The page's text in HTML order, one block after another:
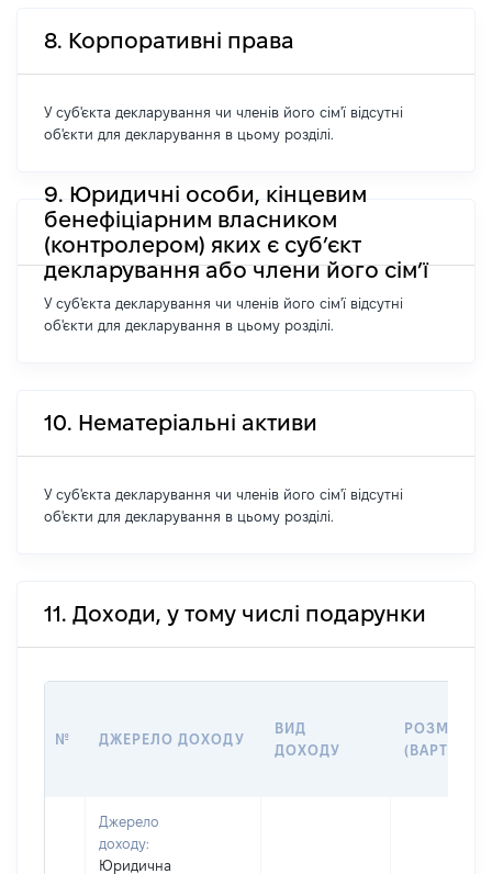
8. Корпоративні права
У суб'єкта декларування чи членів його сім'ї відсутні
об'єкти для декларування в цьому розділі.
9. Юридичні особи, кінцевим
бенефіціарним власником
(контролером) яких є суб’єкт
декларування або члени його сім’ї
У суб'єкта декларування чи членів його сім'ї відсутні
об'єкти для декларування в цьому розділі.
10. Нематеріальні активи
У суб'єкта декларування чи членів його сім'ї відсутні
об'єкти для декларування в цьому розділі.
11. Доходи, у тому числі подарунки
№ ДЖЕРЕЛО ДОХОДУ
ВИД
ДОХОДУ
РОЗМІР
(ВАРТІСТЬ)
Джерело
доходу:
Юридична